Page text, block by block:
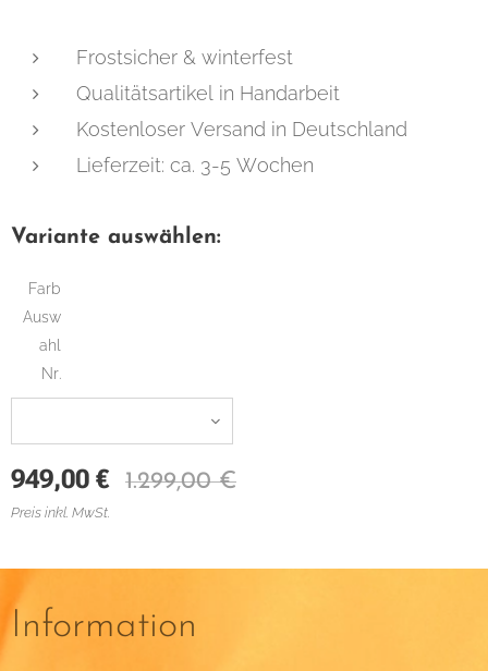
Frostsicher & winterfest
Qualitätsartikel in Handarbeit
Kostenloser Versand in Deutschland
Lieferzeit: ca. 3-5 Wochen
Variante auswählen:
Farb
Ausw
ahl
Nr.
949,00 € 1.299,00€
Preis inkl. MwSt.
Information